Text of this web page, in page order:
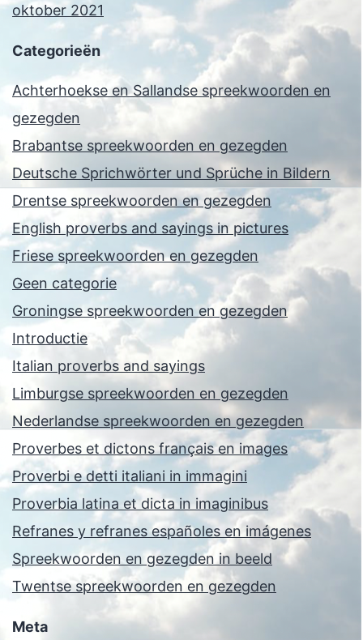
oktober 2021
Categorieën
Achterhoekse en Sallandse spreekwoorden en
gezegden
Brabantse spreekwoorden en gezegden
Deutsche Sprichwörter und Sprüche in Bildern
Drentse spreekwoorden en gezegden
English proverbs and sayings in pictures
Friese spreekwoorden en gezegden
Geen categorie
Groningse spreekwoorden en gezegden
Introductie
Italian proverbs and sayings
Limburgse spreekwoorden en gezegden
Nederlandse spreekwoorden en gezegden
Proverbes et dictons français en images
Proverbi e detti italiani in immagini
Proverbia latina et dicta in imaginibus
Refranes y refranes españoles en imágenes
Spreekwoorden en gezegden in beeld
Twentse spreekwoorden en gezegden
Meta